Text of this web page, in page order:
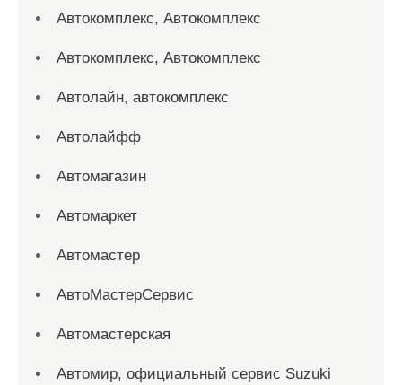
Автокомплекс, Автокомплекс
Автокомплекс, Автокомплекс
Автолайн, автокомплекс
Автолайфф
Автомагазин
Автомаркет
Автомастер
АвтоМастерСервис
Автомастерская
Автомир, официальный сервис Suzuki